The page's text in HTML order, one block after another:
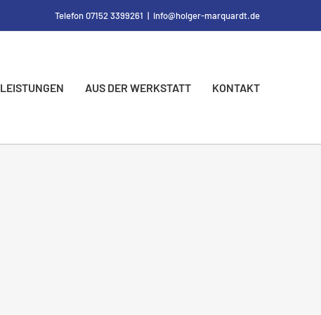
Telefon 07152 3399261 | info@holger-marquardt.de
LEISTUNGEN AUS DER WERKSTATT KONTAKT